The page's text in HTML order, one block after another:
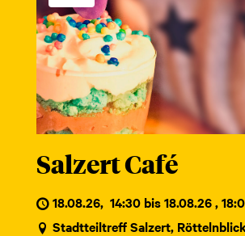
Salzert Café
18.08.26, 14:30 bis 18.08.26 ,
Stadtteiltreff Salzert,